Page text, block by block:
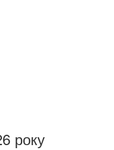
року